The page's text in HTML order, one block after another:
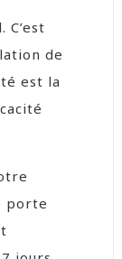
de
est la
porte